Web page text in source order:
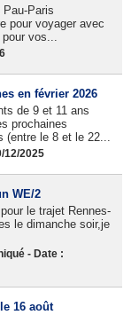
Paris
pour voyager avec
vos...
en février 2026
de 9 et 11 ans
prochaines
le 8 et le 22...
12/2025
WE/2
le trajet Rennes-
le dimanche soir,je
- Date :
16 août